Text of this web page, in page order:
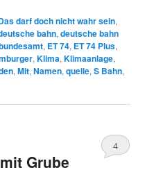
darf doch nicht wahr sein,
bahn,deutsche bahn
, ET 74, ET 74 Plus,
,Klima,Klimaanlage,
,Mit,Namen,quelle,S Bahn,
Grube
4